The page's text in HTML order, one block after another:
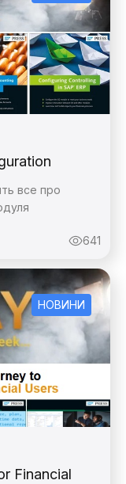
все про
641
НОВИНИ
Financial